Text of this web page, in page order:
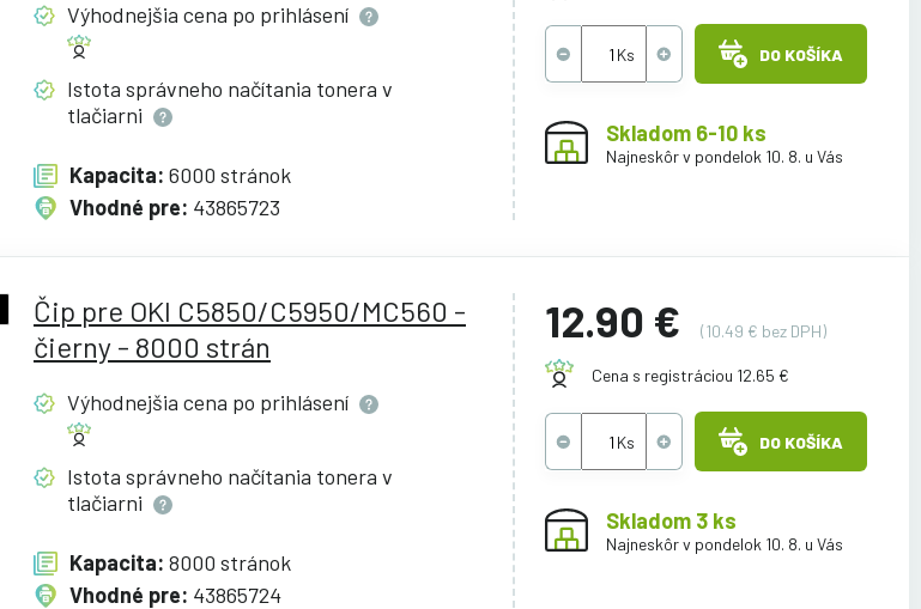
Výhodnejšia cena po prihlásení
Istota správneho načítania tonera v
tlačiarni
Kapacita: 6000 stránok
Vhodné pre: 43865723
DO KOŠÍKA
Skladom 6-10 ks
Najneskôr v pondelok 10. 8. u Vás
Čip pre OKI C5850/C5950/MC560 -
čierny - 8000 strán
Výhodnejšia cena po prihlásení
Istota správneho načítania tonera v
tlačiarni
Kapacita: 8000 stránok
Vhodné pre: 43865724
12.90 € (10.49 € bez DPH)
Cena s registráciou 12.65 €
DO KOŠÍKA
Skladom 3 ks
Najneskôr v pondelok 10. 8. u Vás